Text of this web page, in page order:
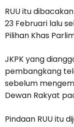
RUU itu
23 Februari lalu
Pilihan Khas
JKPK yang
pembangkang
sebelum
Dewan Rakyat
Pindaan RUU itu